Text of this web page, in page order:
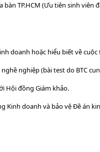
TP.HCM (Ưu tiên sinh viên
doanh hoặc hiểu biết về cuộc
nghiệp (bài test do BTC
Hội đồng Giám khảo.
Kinh doanh và bảo vệ Đề án